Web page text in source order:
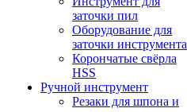
заточки пил
Оборудование для
заточки инструмента
Корончатые свёрла
HSS
Ручной инструмент
Резаки для шпона и